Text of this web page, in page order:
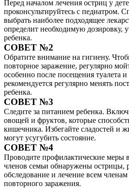
Перед началом лечения остриц у
проконсультируйтесь с педиатром.
выбрать наиболее подходящее
определит необходимую дозировку,
ребенка.
СОВЕТ №2
Обратите внимание на гигиену.
повторное заражение, регулярно
особенно после посещения туалета
рекомендуется регулярно менять
ребенка.
СОВЕТ №3
Следите за питанием ребенка.
овощей и фруктов, которые
кишечника. Избегайте сладостей и
могут усугубить состояние.
СОВЕТ №4
Проводите профилактические меры
членов семьи обнаружены острицы,
обследование и лечение всем
повторного заражения.